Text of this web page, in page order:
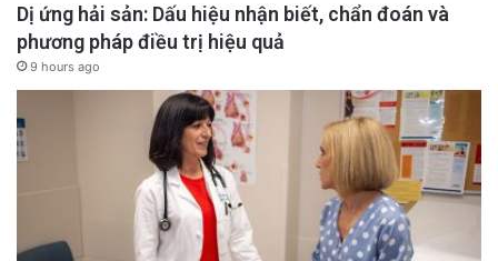
Dị ứng hải sản: Dấu hiệu nhận biết, chẩn đoán và
phương pháp điều trị hiệu quả
9 hours ago